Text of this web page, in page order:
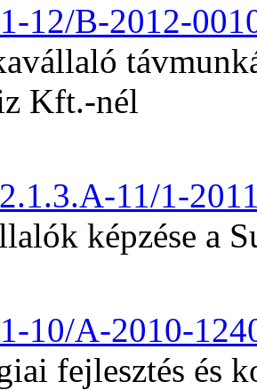
12/B-2012-
Kft.-nél
11/1-
képzése a
10/A-2010-
fejlesztés és